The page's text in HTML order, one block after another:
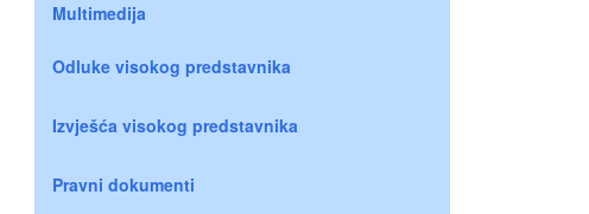
Multimedija
Odluke visokog predstavnika
Izvješća visokog predstavnika
Pravni dokumenti